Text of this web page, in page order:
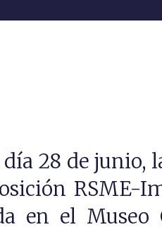
día 28 de junio,
RSME-
en el Museo